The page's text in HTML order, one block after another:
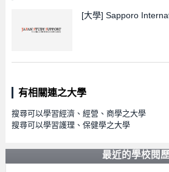
[大學] Sapporo
有相關連之大學
搜尋可以學習經濟、經營、商學之大學
搜尋可以學習護理、保健學之大學
最近的學校閱歷